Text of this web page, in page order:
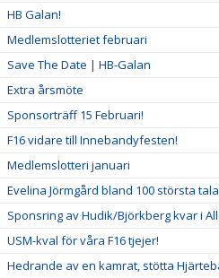
HB Galan!
Medlemslotteriet februari
Save The Date | HB-Galan
Extra årsmöte
Sponsorträff 15 Februari!
F16 vidare till Innebandyfesten!
Medlemslotteri januari
Evelina Jörmgård bland 100 största
Sponsring av Hudik/Björkberg kvar i
USM-kval för våra F16 tjejer!
Hedrande av en kamrat, stötta